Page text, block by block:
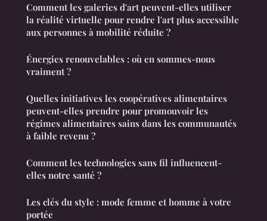
Comment les galeries d'art peuvent-elles utiliser
la réalité virtuelle pour rendre l'art plus accessible
aux personnes à mobilité réduite ?
Énergies renouvelables : où en sommes-nous
vraiment ?
Quelles initiatives les coopératives alimentaires
peuvent-elles prendre pour promouvoir les
régimes alimentaires sains dans les communautés
à faible revenu ?
Comment les technologies sans fil influencent-
elles notre santé ?
Les clés du style : mode femme et homme à votre
portée